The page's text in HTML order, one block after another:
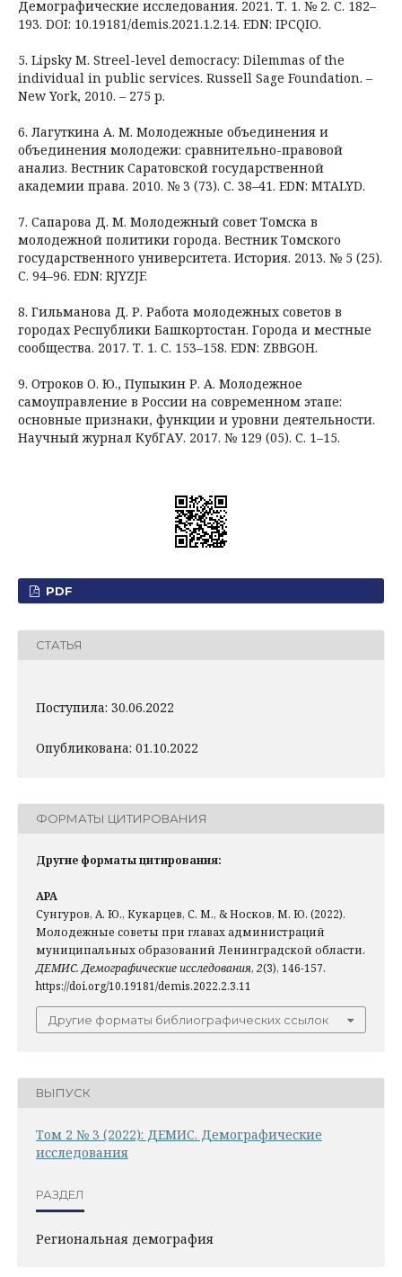
Демографические исследования. 2021. Т. 1. № 2. С. 182–
193. DOI: 10.19181/demis.2021.1.2.14. EDN: IPCQIO.
5. Lipsky M. Streel-level democracy: Dilemmas of the
individual in public services. Russell Sage Foundation. –
New York, 2010. – 275 p.
6. Лагуткина А. М. Молодежные объединения и
объединения молодежи: сравнительно-правовой
анализ. Вестник Саратовской государственной
академии права. 2010. № 3 (73). С. 38–41. EDN: MTALYD.
7. Сапарова Д. М. Молодежный совет Томска в
молодежной политики города. Вестник Томского
государственного университета. История. 2013. № 5 (25).
С. 94–96. EDN: RJYZJF.
8. Гильманова Д. Р. Работа молодежных советов в
городах Республики Башкортостан. Города и местные
сообщества. 2017. Т. 1. С. 153–158. EDN: ZBBGOH.
9. Отроков О. Ю., Пупыкин Р. А. Молодежное
самоуправление в России на современном этапе:
основные признаки, функции и уровни деятельности.
Научный журнал КубГАУ. 2017. № 129 (05). С. 1–15.
PDF
СТАТЬЯ
Поступила: 30.06.2022
Опубликована: 01.10.2022
ФОРМАТЫ ЦИТИРОВАНИЯ
Другие форматы цитирования:
APA
Сунгуров, А. Ю., Кукарцев, С. М., & Носков, М. Ю. (2022).
Молодежные советы при главах администраций
муниципальных образований Ленинградской области.
ДЕМИС. Демографические исследования, 2(3), 146-157.
https://doi.org/10.19181/demis.2022.2.3.11
Другие форматы библиографических ссылок
ВЫПУСК
Том 2 № 3 (2022): ДЕМИС. Демографические
исследования
РАЗДЕЛ
Региональная демография